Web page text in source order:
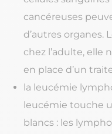
cancéreuses
d’autres organes.
chez l’adulte, elle
en place d’un
la leucémie
leucémie touche
blancs : les